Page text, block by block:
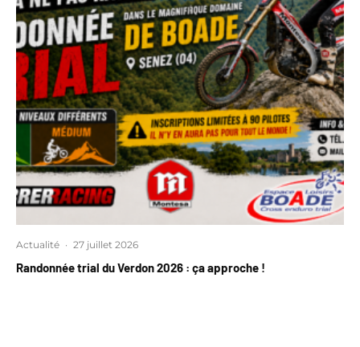
Actualité · 27 juillet 2026
Randonnée trial du Verdon 2026 : ça approche !